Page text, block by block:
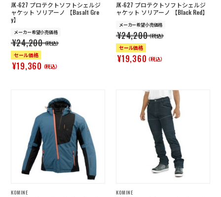
JK-627 プロテクトソフトシェルジ
ャケット ソリアーノ 【Basalt Gre
y】
メーカー希望小売価格
¥24,200（税込）
セール価格
¥19,360（税込）
JK-627 プロテクトソフトシェルジ
ャケット ソリアーノ 【Black Red】
メーカー希望小売価格
¥24,200（税込）
セール価格
¥19,360（税込）
KOMINE KOMINE